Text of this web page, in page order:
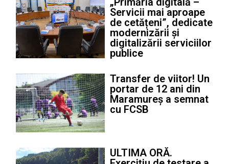
Servicii mai aproape
de cetățeni”, dedicate
modernizării și
digitalizării serviciilor
publice
Transfer de viitor! Un
portar de 12 ani din
Maramureș a semnat
cu FCSB
ULTIMA ORĂ.